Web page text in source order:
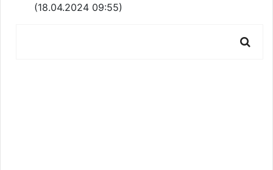
(18.04.2024 09:55)